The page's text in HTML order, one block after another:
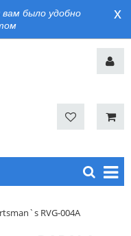
было удобно
x
RVG-004A